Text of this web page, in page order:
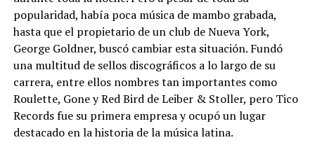
popularidad, había poca música de mambo grabada,
hasta que el propietario de un club de Nueva York,
George Goldner, buscó cambiar esta situación. Fundó
una multitud de sellos discográficos a lo largo de su
carrera, entre ellos nombres tan importantes como
Roulette, Gone y Red Bird de Leiber & Stoller, pero Tico
Records fue su primera empresa y ocupó un lugar
destacado en la historia de la música latina.